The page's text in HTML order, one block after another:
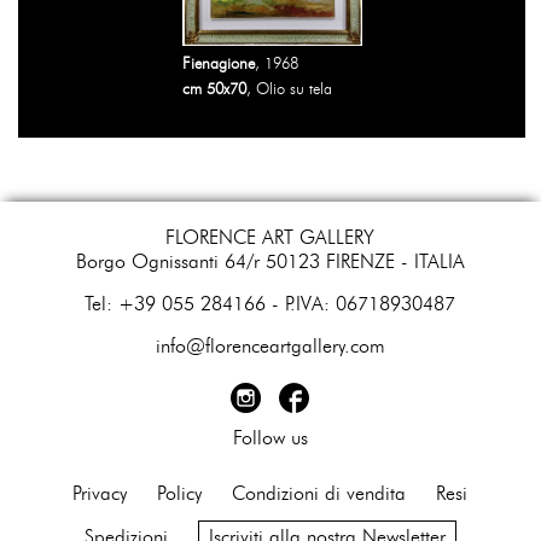
Fienagione, 1968
cm 50x70, Olio su tela
FLORENCE ART GALLERY
Borgo Ognissanti 64/r 50123 FIRENZE - ITALIA
​Tel: +39 055 284166 - P.IVA: 06718930487
info@florenceartgallery.com
Follow us
Privacy Policy Condizioni di vendita Resi
Spedizioni Iscriviti alla nostra Newsletter